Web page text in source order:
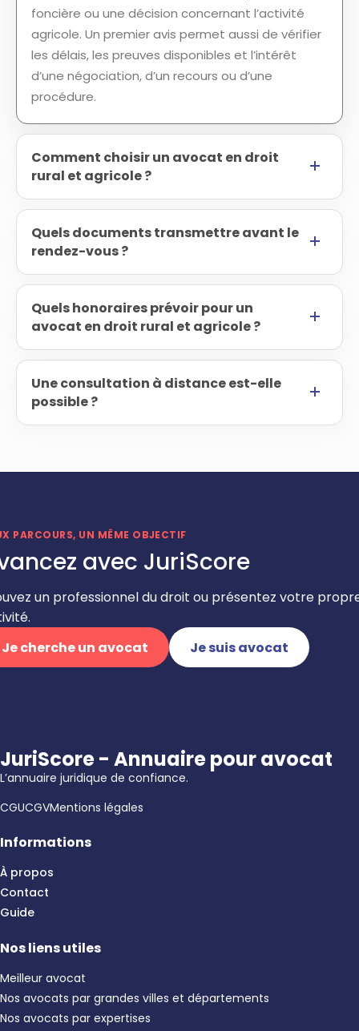
foncière ou une décision concernant l’activité
agricole. Un premier avis permet aussi de vérifier
les délais, les preuves disponibles et l’intérêt
d’une négociation, d’un recours ou d’une
procédure.
Comment choisir un avocat en droit
rural et agricole ?
Quels documents transmettre avant le
rendez-vous ?
Quels honoraires prévoir pour un
avocat en droit rural et agricole ?
Une consultation à distance est-elle
possible ?
PARCOURS, UN MÊME OBJECTIF
avec JuriScore
un professionnel du droit ou présentez votre
Je cherche un avocat
Je suis avocat
JuriScore - Annuaire pour avocat
L’annuaire juridique de confiance.
CGUCGVMentions légales
Informations
À propos
Contact
Guide
Nos liens utiles
Meilleur avocat
Nos avocats par grandes villes et départements
Nos avocats par expertises